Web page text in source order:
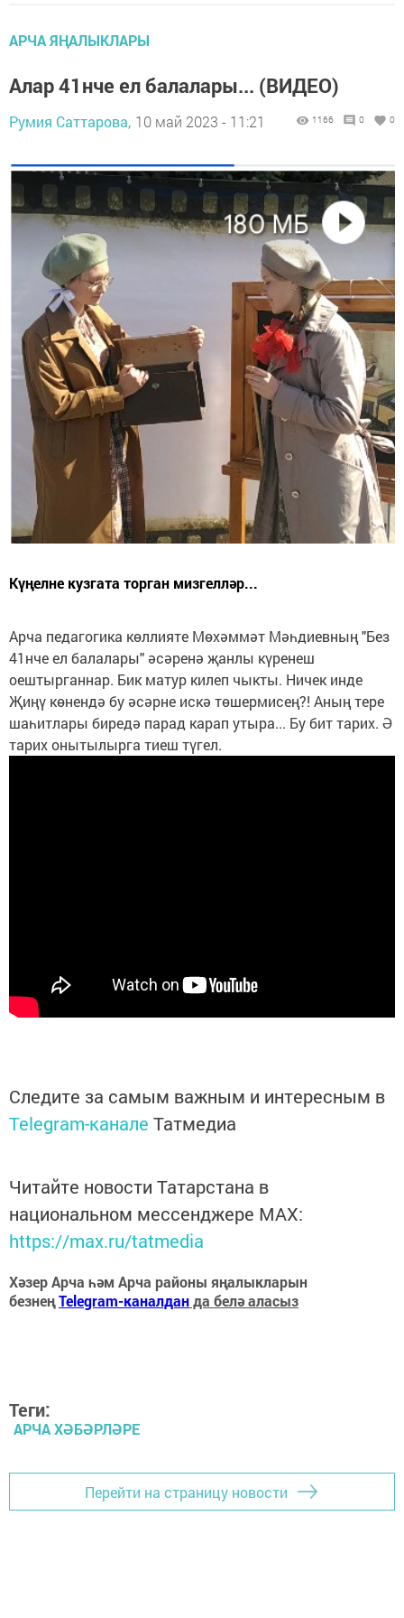
АРЧА ЯҢАЛЫКЛАРЫ
Алар 41нче ел балалары... (ВИДЕО)
Румия Саттарова, 10 май 2023 - 11:21 1166 0 0
Күңелне кузгата торган мизгелләр...
Арча педагогика көллияте Мөхәммәт Мәһдиевның "Без
41нче ел балалары" әсәренә җанлы күренеш
оештырганнар. Бик матур килеп чыкты. Ничек инде
Җиңү көнендә бу әсәрне искә төшермисең?! Аның тере
шаһитлары биредә парад карап утыра... Бу бит тарих. Ә
тарих онытылырга тиеш түгел.
Следите за самым важным и интересным в
Telegram-канале Татмедиа
Читайте новости Татарстана в
национальном мессенджере MАХ:
https://max.ru/tatmedia
Хәзер Арча һәм Арча районы яңалыкларын
безнеңTelegram-каналданда белә аласыз
Теги:
АРЧА ХӘБӘРЛӘРЕ
Перейти на страницу новости